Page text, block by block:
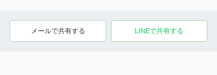
メールで共有する LINEで共有する